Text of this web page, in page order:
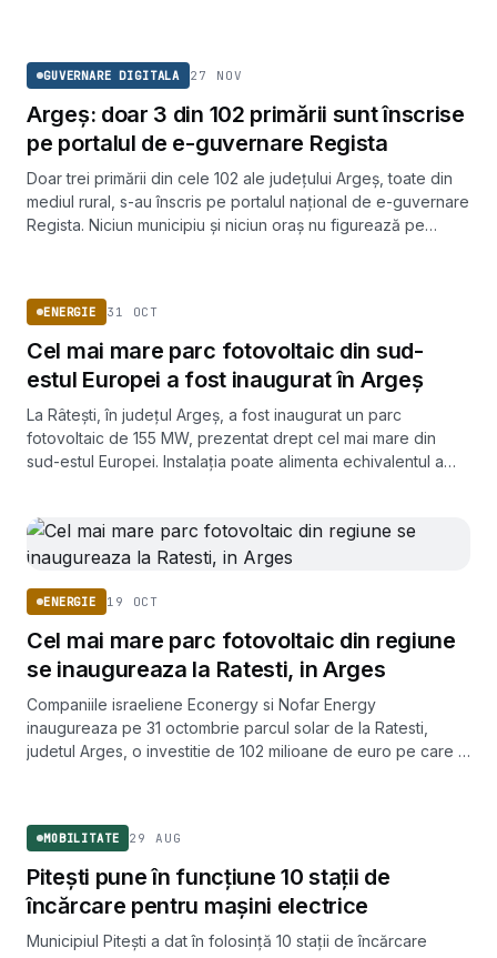
GUVERNARE DIGITALA 27 NOV
Argeș: doar 3 din 102 primării sunt înscrise
pe portalul de e-guvernare Regista
Doar trei primării din cele 102 ale județului Argeș, toate din
mediul rural, s-au înscris pe portalul național de e-guvernare
Regista. Niciun municipiu și niciun oraș nu figurează pe
ENERGIE 31 OCT
Cel mai mare parc fotovoltaic din sud-
estul Europei a fost inaugurat în Argeș
La Râtești, în județul Argeș, a fost inaugurat un parc
fotovoltaic de 155 MW, prezentat drept cel mai mare din
sud-estul Europei. Instalația poate alimenta echivalentul a
ENERGIE 19 OCT
Cel mai mare parc fotovoltaic din regiune
se inaugureaza la Ratesti, in Arges
Companiile israeliene Econergy si Nofar Energy
inaugureaza pe 31 octombrie parcul solar de la Ratesti,
judetul Arges, o investitie de 102 milioane de euro pe care o
MOBILITATE 29 AUG
Pitești pune în funcțiune 10 stații de
încărcare pentru mașini electrice
Municipiul Pitești a dat în folosință 10 stații de încărcare